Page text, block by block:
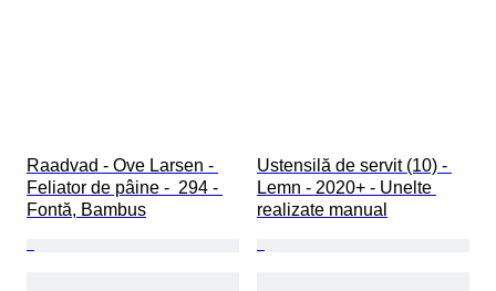
Raadvad - Ove Larsen -
Feliator de pâine -  294 -
Fontă, Bambus
Ustensilă de servit (10) -
Lemn - 2020+ - Unelte
realizate manual